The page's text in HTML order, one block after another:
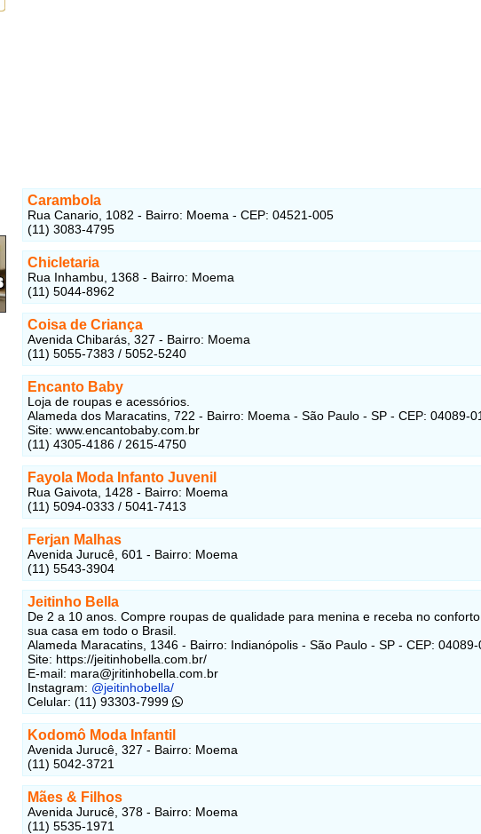
Carambola
Rua Canario, 1082 - Bairro: Moema - CEP: 04521-005
(11) 3083-4795
Chicletaria
Rua Inhambu, 1368 - Bairro: Moema
(11) 5044-8962
Coisa de Criança
Avenida Chibarás, 327 - Bairro: Moema
(11) 5055-7383 / 5052-5240
Encanto Baby
Loja de roupas e acessórios.
Alameda dos Maracatins, 722 - Bairro: Moema - São Paulo - SP - CEP: 04089-
Site: www.encantobaby.com.br
(11) 4305-4186 / 2615-4750
Fayola Moda Infanto Juvenil
Rua Gaivota, 1428 - Bairro: Moema
(11) 5094-0333 / 5041-7413
Ferjan Malhas
Avenida Jurucê, 601 - Bairro: Moema
(11) 5543-3904
Jeitinho Bella
De 2 a 10 anos. Compre roupas de qualidade para menina e receba no
sua casa em todo o Brasil.
Alameda Maracatins, 1346 - Bairro: Indianópolis - São Paulo - SP - CEP: 04089-
Site: https://jeitinhobella.com.br/
E-mail: mara@jritinhobella.com.br
Instagram: @jeitinhobella/
Celular: (11) 93303-7999
Kodomô Moda Infantil
Avenida Jurucê, 327 - Bairro: Moema
(11) 5042-3721
Mães & Filhos
Avenida Jurucê, 378 - Bairro: Moema
(11) 5535-1971